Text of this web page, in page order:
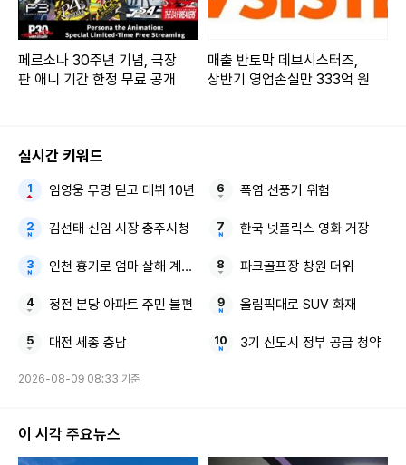
페르소나 30주년 기념, 극장
판 애니 기간 한정 무료 공개
매출 반토막 데브시스터즈,
상반기 영업손실만 333억 원
실시간 키워드
임영웅 무명 딛고 데뷔 10년
김선태 신임 시장 충주시청
인천 흉기로 엄마 살해 계양경기장 18홀 파크골프장
정전 분당 아파트 주민 불편
대전 세종 충남
폭염 선풍기 위험
한국 넷플릭스 영화 거장
파크골프장 창원 더위
올림픽대로 SUV 화재
3기 신도시 정부 공급 청약
2026-08-09 08:33 기준
이 시각 주요뉴스